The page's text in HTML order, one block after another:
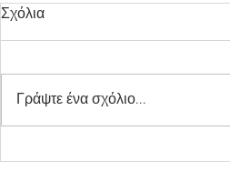
Σχόλια
Γράψτε ένα σχόλιο...